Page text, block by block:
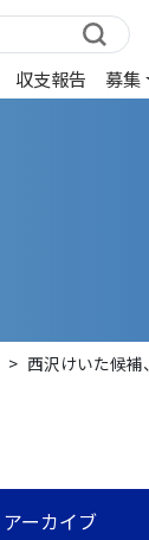
収支報告 募集
> 西沢けいた候
アーカイブ